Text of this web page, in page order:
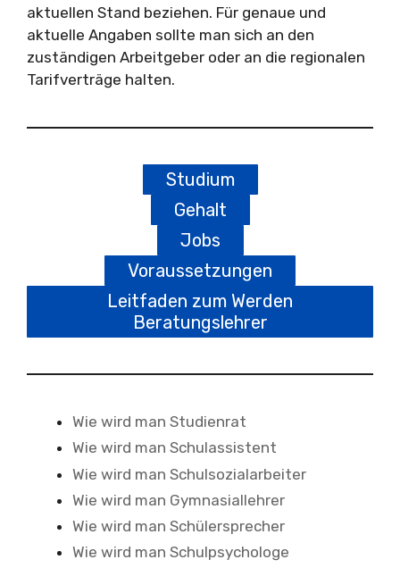
aktuellen Stand beziehen. Für genaue und
aktuelle Angaben sollte man sich an den
zuständigen Arbeitgeber oder an die regionalen
Tarifverträge halten.
Studium
Gehalt
Jobs
Voraussetzungen
Leitfaden zum Werden
Beratungslehrer
Wie wird man Studienrat
Wie wird man Schulassistent
Wie wird man Schulsozialarbeiter
Wie wird man Gymnasiallehrer
Wie wird man Schülersprecher
Wie wird man Schulpsychologe